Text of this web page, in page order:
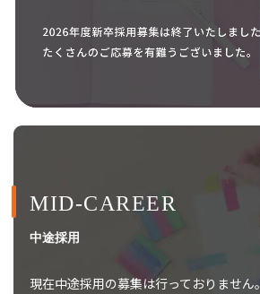
MID-CAREER
中途採用
現在中途採用の募集は行っておりません。